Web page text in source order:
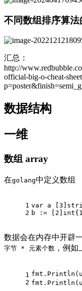
不同数组排序算
汇总：
http://
official-big-o-cheat-
数据结构
一维
数组 array
在golang中定义数组
1
2
var a [ 3
b := [ 2 int{ 1
数据会在内存中开辟
字节 * 元素个数 ，例如
1
2